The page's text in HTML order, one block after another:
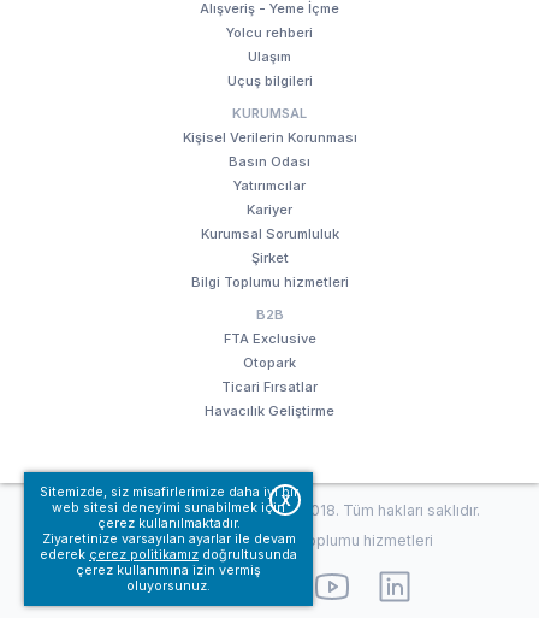
Sitemizde, siz misafirlerimize daha iyi bir
web sitesi deneyimi sunabilmek için
çerez kullanılmaktadır.
Ziyaretinize varsayılan ayarlar ile devam
ederek çerez politikamız doğrultusunda
çerez kullanımına izin vermiş
oluyorsunuz.
X
Alışveriş - Yeme İçme
Yolcu rehberi
Ulaşım
Uçuş bilgileri
KURUMSAL
Kişisel Verilerin Korunması
Basın Odası
Yatırımcılar
Kariyer
Kurumsal Sorumluluk
Şirket
Bilgi Toplumu hizmetleri
B2B
FTA Exclusive
Otopark
Ticari Fırsatlar
Havacılık Geliştirme
© Fraport TAV Antalya Havalimanı, 2018. Tüm hakları saklıdır.
Kullanım koşullarımız
Bilgi Toplumu hizmetleri